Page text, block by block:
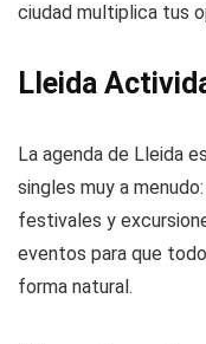
ciudad multiplica tus
Lleida
La agenda de Lleida
singles muy a
festivales y
eventos para que
forma natural.